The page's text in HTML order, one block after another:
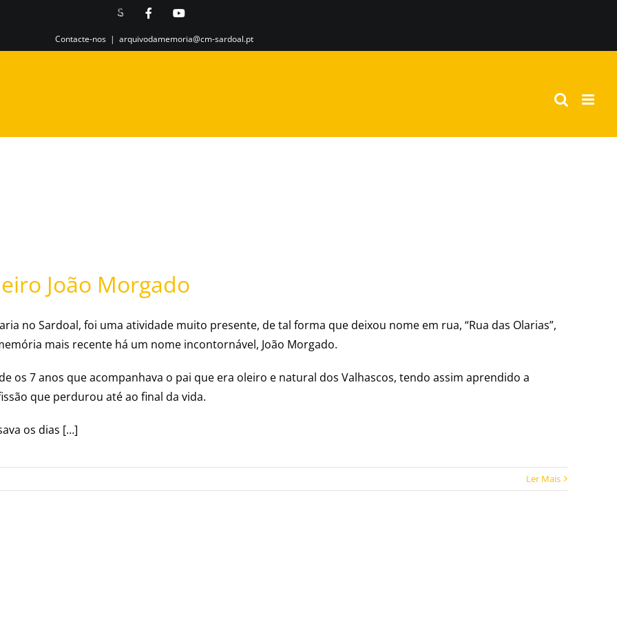
Município
FacebookYouTube
Contacte-nos | arquivodamemoria@cm-sardoal.pt
João Morgado
no Sardoal, foi uma atividade muito presente, de tal forma que deixou nome em rua, “Rua das Olarias”,
mais recente há um nome incontornável, João Morgado.
os 7 anos que acompanhava o pai que era oleiro e natural dos Valhascos, tendo assim aprendido a
que perdurou até ao final da vida.
os dias […]
Ler Mais